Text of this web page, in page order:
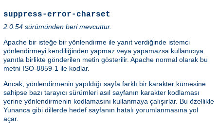
suppress-error-charset
2.0.54 sürümünden beri mevcuttur.
Apache bir isteğe bir yönlendirme ile yanıt verdiğinde istemci
yönlendirmeyi kendiliğinden yapmaz veya yapamazsa kullanıcıya
yanıtla birlikte gönderilen metin gösterilir. Apache normal olarak bu
metni ISO-8859-1 ile kodlar.
Ancak, yönlendirmenin yapıldığı sayfa farklı bir karakter kümesine
sahipse bazı tarayıcı sürümleri asıl sayfanın karakter kodlaması
yerine yönlendirmenin kodlamasını kullanmaya çalışırlar. Bu özellikle
Yunanca gibi dillerde hedef sayfanın hatalı yorumlanmasına yol
açar.